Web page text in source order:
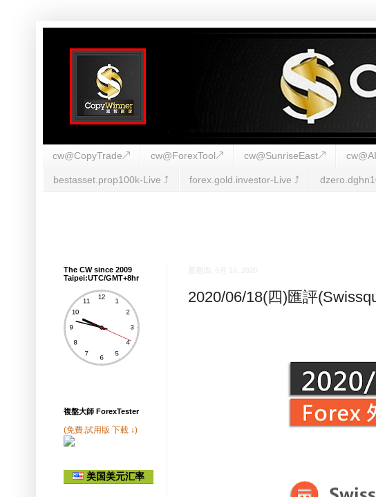
cw@CopyTrade↗ cw@ForexTool↗ cw@SunriseEast↗
bestasset.prop100k-Live ⤴︎ forex.gold.investor-Live ⤴︎
2020/06/18(四)匯評
The CW since 2009
Taipei:UTC/GMT+8hr
複盤大師 ForexTester
(免費.試用版 下載 ↓)
美国美元汇率